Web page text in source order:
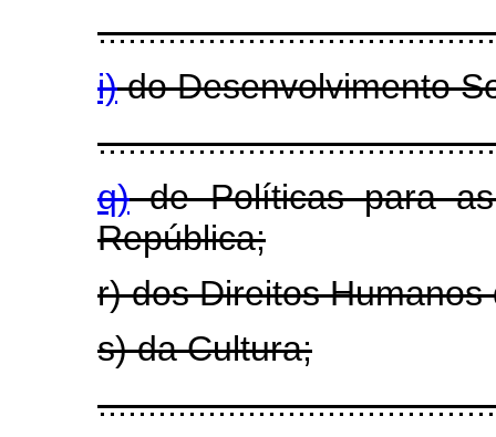
i)do Desenvolvimento
q)de Políticas para as
República;
r) dos Direitos
s) da Cultura;